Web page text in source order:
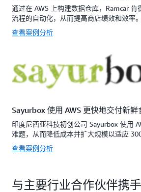
通过在 AWS 上构建数据仓库，Ramcar
流程的自动化，从而提高商店绩效和效率。
查看案例分析
Sayurbox 使用 AWS 更快地交付新鲜
印度尼西亚科技初创公司 Sayurbox 使用
难题，从而降低成本并扩大规模以适应
查看案例分析
与主要行业合作伙伴携